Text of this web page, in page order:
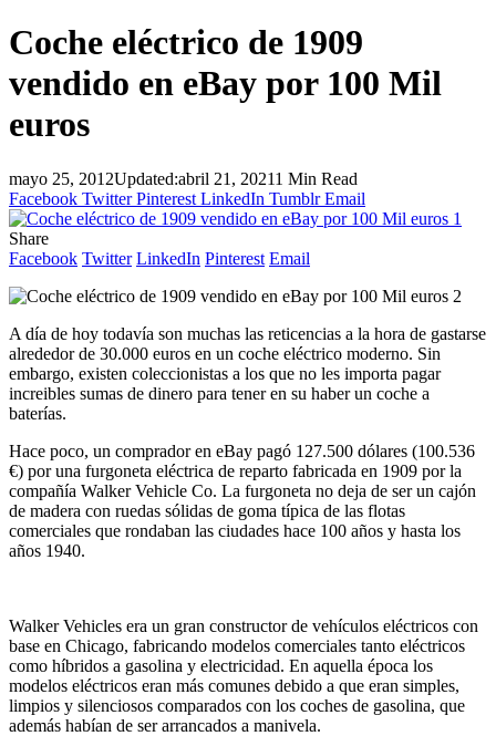
Coche eléctrico de 1909
vendido en eBay por 100 Mil
euros
mayo 25, 2012Updated:abril 21, 20211 Min Read
Facebook Twitter Pinterest LinkedIn Tumblr Email
Share
Facebook Twitter LinkedIn Pinterest Email
A día de hoy todavía son muchas las reticencias a la hora de gastarse
alrededor de 30.000 euros en un coche eléctrico moderno. Sin
embargo, existen coleccionistas a los que no les importa pagar
increibles sumas de dinero para tener en su haber un coche a
baterías.
Hace poco, un comprador en eBay pagó 127.500 dólares (100.536
€) por una furgoneta eléctrica de reparto fabricada en 1909 por la
compañía Walker Vehicle Co. La furgoneta no deja de ser un cajón
de madera con ruedas sólidas de goma típica de las flotas
comerciales que rondaban las ciudades hace 100 años y hasta los
años 1940.
Walker Vehicles era un gran constructor de vehículos eléctricos con
base en Chicago, fabricando modelos comerciales tanto eléctricos
como híbridos a gasolina y electricidad. En aquella época los
modelos eléctricos eran más comunes debido a que eran simples,
limpios y silenciosos comparados con los coches de gasolina, que
además habían de ser arrancados a manivela.